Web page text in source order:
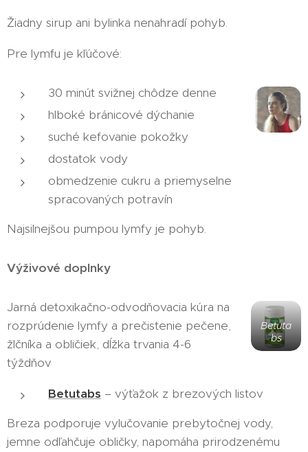
Žiadny sirup ani bylinka nenahradí pohyb.
Pre lymfu je kľúčové:
30 minút svižnej chôdze denne
hlboké bránicové dýchanie
suché kefovanie pokožky
dostatok vody
obmedzenie cukru a priemyselne
spracovaných potravín
Najsilnejšou pumpou lymfy je pohyb.
Výživové doplnky
Betuta
bs
Jarná detoxikačno-odvodňovacia kúra na
rozprúdenie lymfy a prečistenie pečene,
žlčníka a obličiek, dĺžka trvania 4-6
týždňov
Betutabs – výťažok z brezových listov
Breza podporuje vylučovanie prebytočnej vody,
jemne odľahčuje obličky, napomáha prirodzenému